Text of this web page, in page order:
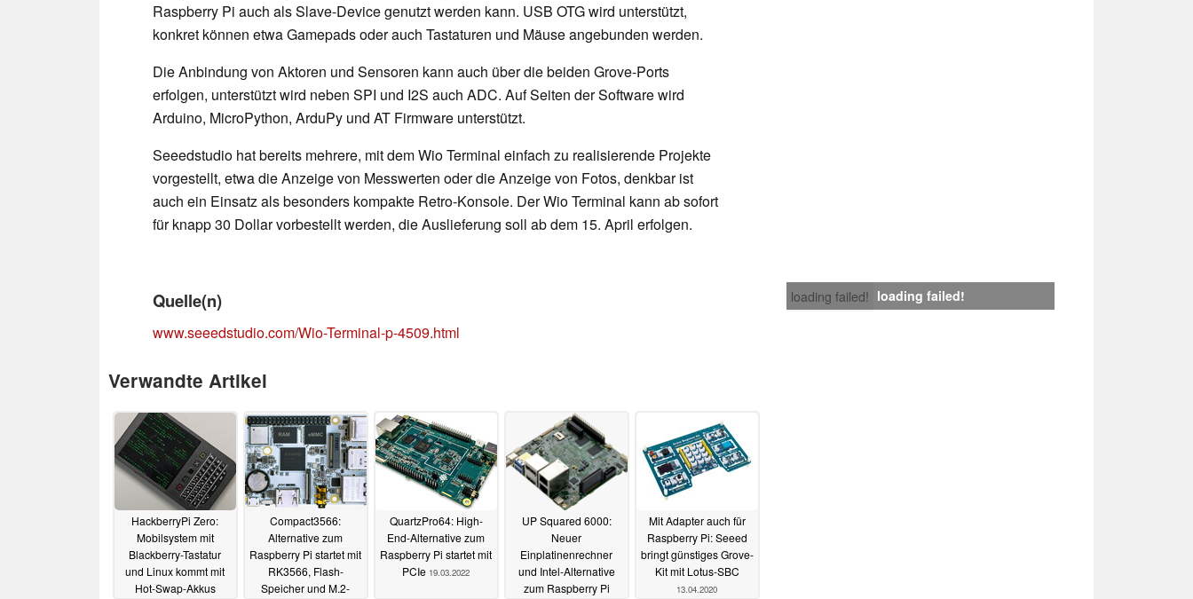
Raspberry Pi auch als Slave-Device genutzt werden kann. USB OTG wird unterstützt,
konkret können etwa Gamepads oder auch Tastaturen und Mäuse angebunden werden.
Die Anbindung von Aktoren und Sensoren kann auch über die beiden Grove-Ports
erfolgen, unterstützt wird neben SPI und I2S auch ADC. Auf Seiten der Software wird
Arduino, MicroPython, ArduPy und AT Firmware unterstützt.
Seeedstudio hat bereits mehrere, mit dem Wio Terminal einfach zu realisierende Projekte
vorgestellt, etwa die Anzeige von Messwerten oder die Anzeige von Fotos, denkbar ist
auch ein Einsatz als besonders kompakte Retro-Konsole. Der Wio Terminal kann ab sofort
für knapp 30 Dollar vorbestellt werden, die Auslieferung soll ab dem 15. April erfolgen.
loading failed! loading failed!
Quelle(n)
www.seeedstudio.com/Wio-Terminal-p-4509.html
Verwandte Artikel
HackberryPi Zero:
Mobilsystem mit
Blackberry-Tastatur
und Linux kommt mit
Hot-Swap-Akkus
Compact3566:
Alternative zum
Raspberry Pi startet mit
RK3566, Flash-
Speicher und M.2-
QuartzPro64: High-
End-Alternative zum
Raspberry Pi startet mit
PCIe 19.03.2022
UP Squared 6000:
Neuer
Einplatinenrechner
und Intel-Alternative
zum Raspberry Pi
Mit Adapter auch für
Raspberry Pi: Seeed
bringt günstiges Grove-
Kit mit Lotus-SBC
13.04.2020